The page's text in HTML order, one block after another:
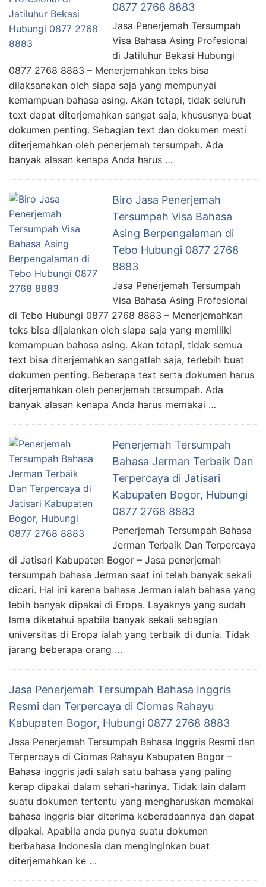
0877 2768 8883
Jasa Penerjemah Tersumpah
Visa Bahasa Asing Profesional
di Jatiluhur Bekasi Hubungi
0877 2768 8883 – Menerjemahkan teks bisa
dilaksanakan oleh siapa saja yang mempunyai
kemampuan bahasa asing. Akan tetapi, tidak seluruh
text dapat diterjemahkan sangat saja, khususnya buat
dokumen penting. Sebagian text dan dokumen mesti
diterjemahkan oleh penerjemah tersumpah. Ada
banyak alasan kenapa Anda harus …
Biro Jasa Penerjemah
Tersumpah Visa Bahasa
Asing Berpengalaman di
Tebo Hubungi 0877 2768
8883
Jasa Penerjemah Tersumpah
Visa Bahasa Asing Profesional
di Tebo Hubungi 0877 2768 8883 – Menerjemahkan
teks bisa dijalankan oleh siapa saja yang memiliki
kemampuan bahasa asing. Akan tetapi, tidak semua
text bisa diterjemahkan sangatlah saja, terlebih buat
dokumen penting. Beberapa text serta dokumen harus
diterjemahkan oleh penerjemah tersumpah. Ada
banyak alasan kenapa Anda harus memakai …
Penerjemah Tersumpah
Bahasa Jerman Terbaik Dan
Terpercaya di Jatisari
Kabupaten Bogor, Hubungi
0877 2768 8883
Penerjemah Tersumpah Bahasa
Jerman Terbaik Dan Terpercaya
di Jatisari Kabupaten Bogor – Jasa penerjemah
tersumpah bahasa Jerman saat ini telah banyak sekali
dicari. Hal ini karena bahasa Jerman ialah bahasa yang
lebih banyak dipakai di Eropa. Layaknya yang sudah
lama diketahui apabila banyak sekali sebagian
universitas di Eropa ialah yang terbaik di dunia. Tidak
jarang beberapa orang …
Jasa Penerjemah Tersumpah Bahasa Inggris
Resmi dan Terpercaya di Ciomas Rahayu
Kabupaten Bogor, Hubungi 0877 2768 8883
Jasa Penerjemah Tersumpah Bahasa Inggris Resmi dan
Terpercaya di Ciomas Rahayu Kabupaten Bogor –
Bahasa inggris jadi salah satu bahasa yang paling
kerap dipakai dalam sehari-harinya. Tidak lain dalam
suatu dokumen tertentu yang mengharuskan memakai
bahasa inggris biar diterima keberadaannya dan dapat
dipakai. Apabila anda punya suatu dokumen
berbahasa Indonesia dan menginginkan buat
diterjemahkan ke …